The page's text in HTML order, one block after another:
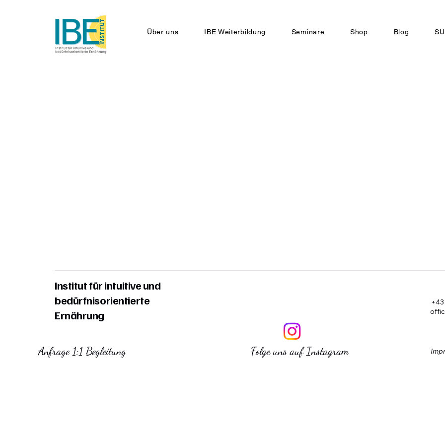
Über uns IBE Weiterbildung Seminare Shop Blog
Institut für intuitive und
bedürfnisorientierte
Ernährung
Folge uns auf Instagram
Anfrage 1:1 Begleitung